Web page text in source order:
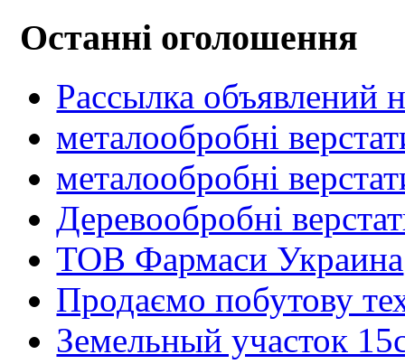
Останні оголошення
Рассылка объявлений
металообробні
металообробні
Деревообробні
ТОВ Фармаси Украина
Продаємо побутову
Земельный участок